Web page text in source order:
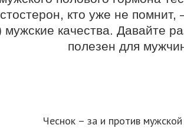
кто уже не
качества. Давайте
полезен для